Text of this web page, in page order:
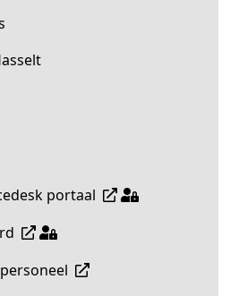
portaal
personeel